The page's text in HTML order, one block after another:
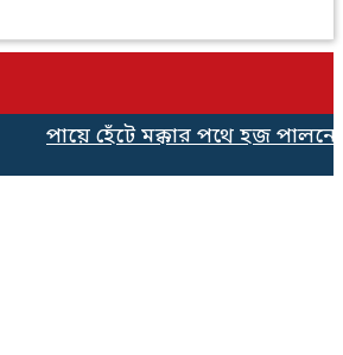
পায়ে হেঁটে মক্কার পথে হজ পালনের